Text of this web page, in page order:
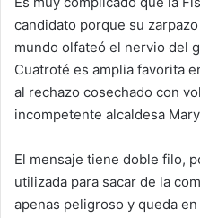
candidato porque su
mundo olfateó el nervio del
Cuatroté es amplia favorita
al rechazo cosechado con
incompetente alcaldesa
El mensaje tiene doble filo,
utilizada para sacar de la
apenas peligroso y queda